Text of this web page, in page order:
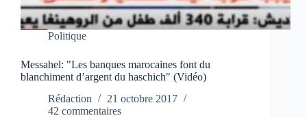
Politique
Messahel: "Les banques marocaines font du
blanchiment d’argent du haschich" (Vidéo)
Rédaction
21 octobre 2017
42 commentaires